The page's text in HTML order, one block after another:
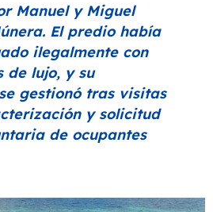
Manuel y Miguel
El predio había
ilegalmente con
de lujo, y su
gestionó tras visitas
y solicitud
de ocupantes